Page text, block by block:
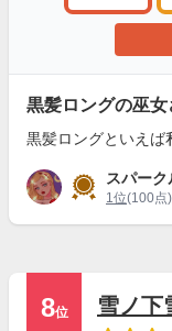
黒髪ロングの巫女
黒髪ロングといえば
スパーク
1位(100点
8位
雪ノ下